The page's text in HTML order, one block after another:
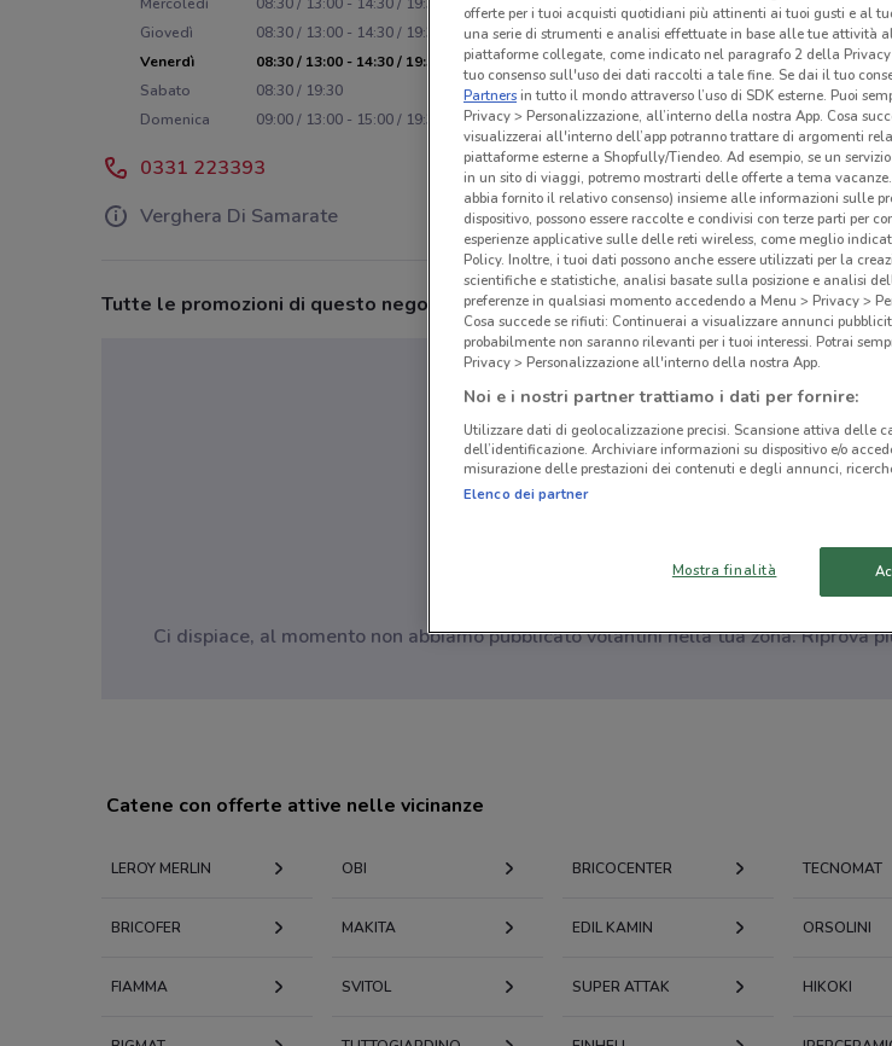
Giovedì
08:30 / 13:00 - 14:30 / 19:30
Venerdì
08:30 / 13:00 - 14:30 / 19:30
Sabato
08:30 / 19:30
Domenica
09:00 / 13:00 - 15:00 / 19:30
0331 223393
Verghera Di Samarate
Tutte le promozioni di questo negozio
Ci dispiace, al momento non abbiamo pubblicato volantini nella tua zona. Riprova
Catene con offerte attive nelle vicinanze
LEROY MERLIN OBI BRICOCENTER TECNOMAT
BRICOFER MAKITA EDIL KAMIN ORSOLINI
FIAMMA SVITOL SUPER ATTAK HIKOKI
offerte per i tuoi acquisti quotidiani più attinenti ai tuoi gusti e al
una serie di strumenti e analisi effettuate in base alle tue attività
piattaforme collegate, come indicato nel paragrafo 2 della
tuo consenso sull'uso dei dati raccolti a tale fine. Se dai il tuo
Partnersin tutto il mondo attraverso l’uso di SDK esterne. Puoi
Privacy > Personalizzazione, all’interno della nostra App. Cosa
visualizzerai all'interno dell’app potranno trattare di argomenti
piattaforme esterne a Shopfully/Tiendeo. Ad esempio, se un
in un sito di viaggi, potremo mostrarti delle offerte a tema
abbia fornito il relativo consenso) insieme alle informazioni sulle
dispositivo, possono essere raccolte e condivisi con terze parti per
esperienze applicative sulle delle reti wireless, come meglio
Policy. Inoltre, i tuoi dati possono anche essere utilizzati per la
scientifiche e statistiche, analisi basate sulla posizione e analisi
preferenze in qualsiasi momento accedendo a Menu > Privacy >
Cosa succede se rifiuti: Continuerai a visualizzare annunci
probabilmente non saranno rilevanti per i tuoi interessi. Potrai
Privacy > Personalizzazione all'interno della nostra App.
Noi e i nostri partner trattiamo i dati per fornire:
Utilizzare dati di geolocalizzazione precisi. Scansione attiva delle
dell’identificazione. Archiviare informazioni su dispositivo e/o
misurazione delle prestazioni dei contenuti e degli annunci,
Elenco dei partner
Mostra finalità